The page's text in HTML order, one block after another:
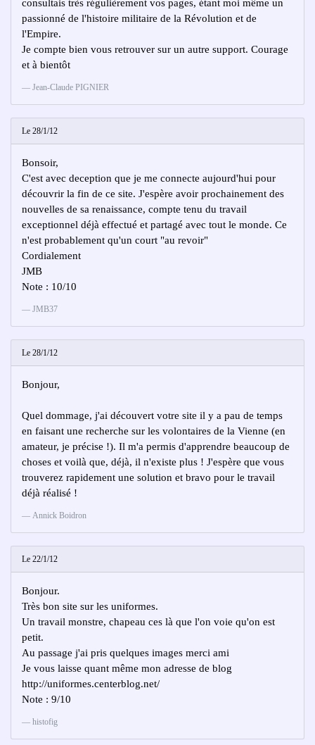
consultais très régulièrement vos pages, étant moi même un
passionné de l'histoire militaire de la Révolution et de
l'Empire.
Je compte bien vous retrouver sur un autre support. Courage
et à bientôt
Jean-Claude PIGNIER
Le 28/1/12
Bonsoir,
C'est avec deception que je me connecte aujourd'hui pour
découvrir la fin de ce site. J'espère avoir prochainement des
nouvelles de sa renaissance, compte tenu du travail
exceptionnel déjà effectué et partagé avec tout le monde. Ce
n'est probablement qu'un court "au revoir"
Cordialement
JMB
Note : 10/10
JMB37
Le 28/1/12
Bonjour,
Quel dommage, j'ai découvert votre site il y a pau de temps
en faisant une recherche sur les volontaires de la Vienne (en
amateur, je précise !). Il m'a permis d'apprendre beaucoup de
choses et voilà que, déjà, il n'existe plus ! J'espère que vous
trouverez rapidement une solution et bravo pour le travail
déjà réalisé !
Annick Boidron
Le 22/1/12
Bonjour.
Très bon site sur les uniformes.
Un travail monstre, chapeau ces là que l'on voie qu'on est
petit.
Au passage j'ai pris quelques images merci ami
Je vous laisse quant même mon adresse de blog
http://uniformes.centerblog.net/
Note : 9/10
histofig